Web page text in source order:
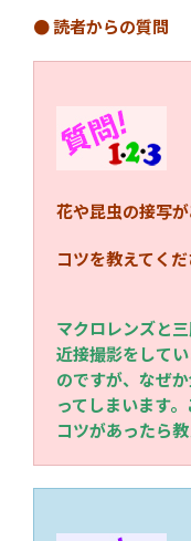
● 読者からの質問
花や昆虫の接写
コツを教えてくだ
マクロレンズと
近接撮影をして
のですが、なぜ
ってしまいます
コツがあったら教